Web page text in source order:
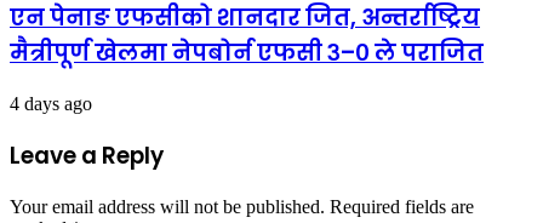
एन पेनाङ एफसीको शानदार जित, अन्तर्राष्ट्रिय
मैत्रीपूर्ण खेलमा नेपबोर्न एफसी ३–० ले पराजित
4 days ago
Leave a Reply
Your email address will not be published. Required fields are